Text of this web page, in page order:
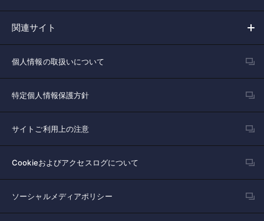
関連サイト
個人情報の取扱いについて
特定個人情報保護方針
サイトご利用上の注意
Cookieおよびアクセスログについて
ソーシャルメディアポリシー